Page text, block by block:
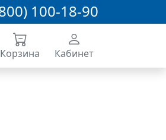
100-18-90
Корзина Кабинет